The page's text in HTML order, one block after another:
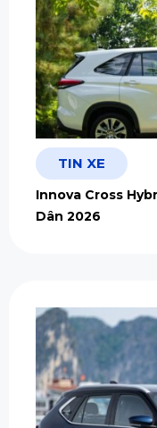
TIN XE
Innova Cross
Dân 2026